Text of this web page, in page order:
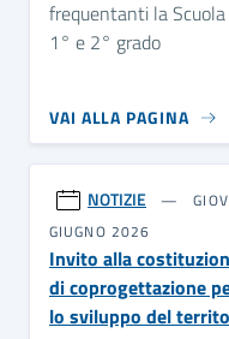
frequentanti la
1° e 2° grado
VAI ALLA PAGINA
NOTIZIE
GIUGNO 2026
Invito alla
di coprogettazione
lo sviluppo del